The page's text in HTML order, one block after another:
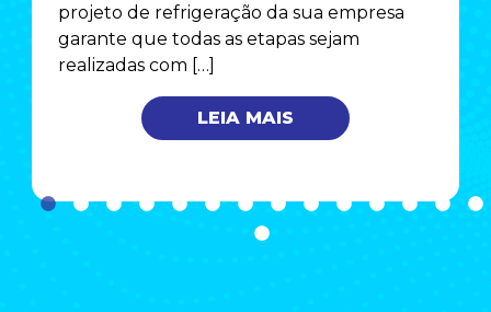
projeto de refrigeração da sua empresa
garante que todas as etapas sejam
realizadas com […]
LEIA MAIS